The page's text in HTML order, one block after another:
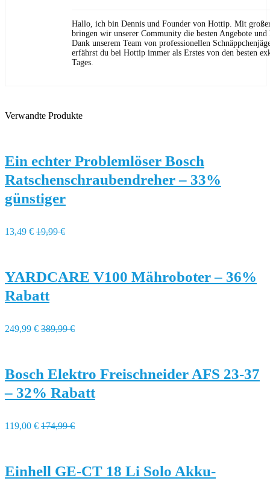
Hallo, ich bin Dennis und Founder von Hottip. Mit
bringen wir unserer Community die besten Angebote und
Dank unserem Team von professionellen
erfährst du bei Hottip immer als Erstes von den besten
Tages.
Verwandte Produkte
Ein echter Problemlöser Bosch
Ratschenschraubendreher – 33%
günstiger
13,49 € 19,99 €
YARDCARE V100 Mähroboter – 36%
Rabatt
249,99 € 389,99 €
Bosch Elektro Freischneider AFS 23-37
– 32% Rabatt
119,00 € 174,99 €
Einhell GE-CT 18 Li Solo Akku-